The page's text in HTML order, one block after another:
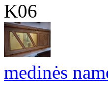
K06
medinės